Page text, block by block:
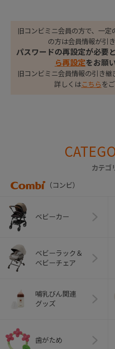
旧コンビミニ会員の方で、一
の方は会員情報が引
パスワードの再設定が必要
ら再設定をお願
旧コンビミニ会員情報の引き継
詳しくはこちら を
カテゴ
（コンビ）
ベビーカー
ベビーラック＆
ベビーチェア
哺乳びん関連
グッズ
歯がため